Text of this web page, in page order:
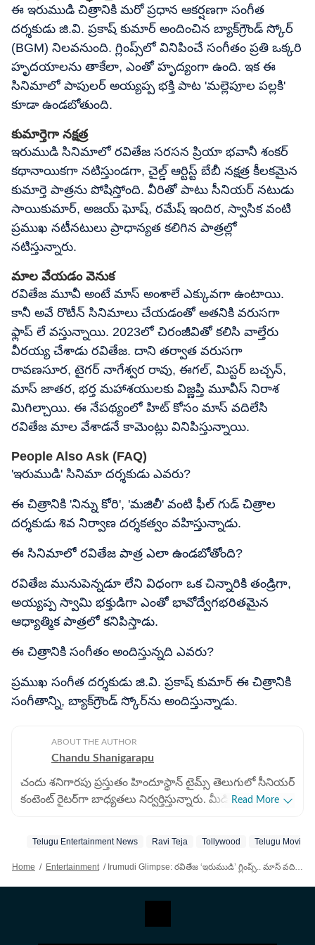
ఈ ఇరుముడి చిత్రానికి మరో ప్రధాన ఆకర్షణగా సంగీత
దర్శకుడు జి.వి. ప్రకాష్ కుమార్ అందించిన బ్యాక్‌గ్రౌండ్ స్కోర్
(BGM) నిలవనుంది. గ్లింప్స్‌లో వినిపించే సంగీతం ప్రతి ఒక్కరి
హృదయాలను తాకేలా, ఎంతో హృద్యంగా ఉంది. ఇక ఈ
సినిమాలో పాపులర్ అయ్యప్ప భక్తి పాట 'మల్లెపూల పల్లకి'
కూడా ఉండబోతుంది.
కుమార్తెగా నక్షత్ర
ఇరుముడి సినిమాలో రవితేజ సరసన ప్రియా భవానీ శంకర్
కథానాయికగా నటిస్తుండగా, చైల్డ్ ఆర్టిస్ట్ బేబీ నక్షత్ర కీలకమైన
కుమార్తె పాత్రను పోషిస్తోంది. వీరితో పాటు సీనియర్ నటుడు
సాయికుమార్, అజయ్ ఘోష్, రమేష్ ఇందిర, స్వాసిక వంటి
ప్రముఖ నటీనటులు ప్రాధాన్యత కలిగిన పాత్రల్లో
నటిస్తున్నారు.
మాల వేయడం వెనుక
రవితేజ మూవీ అంటే మాస్ అంశాలే ఎక్కువగా ఉంటాయి.
కానీ అవే రొటీన్ సినిమాలు చేయడంతో అతనికి వరుసగా
ఫ్లాప్ లే వస్తున్నాయి. 2023లో చిరంజీవితో కలిసి వాల్తేరు
వీరయ్య చేశాడు రవితేజ. దాని తర్వాత వరుసగా
రావణసూర, టైగర్ నాగేశ్వర రావు, ఈగల్, మిస్టర్ బచ్చన్,
మాస్ జాతర, భర్త మహాశయులకు విజ్ణప్తి మూవీస్ నిరాశ
మిగిల్చాయి. ఈ నేపథ్యంలో హిట్ కోసం మాస్ వదిలేసి
రవితేజ మాల వేశాడనే కామెంట్లు వినిపిస్తున్నాయి.
People Also Ask (FAQ)
'ఇరుముడి' సినిమా దర్శకుడు ఎవరు?
ఈ చిత్రానికి 'నిన్ను కోరి', 'మజిలీ' వంటి ఫీల్ గుడ్ చిత్రాల
దర్శకుడు శివ నిర్వాణ దర్శకత్వం వహిస్తున్నాడు.
ఈ సినిమాలో రవితేజ పాత్ర ఎలా ఉండబోతోంది?
రవితేజ మునుపెన్నడూ లేని విధంగా ఒక చిన్నారికి తండ్రిగా,
అయ్యప్ప స్వామి భక్తుడిగా ఎంతో భావోద్వేగభరితమైన
ఆధ్యాత్మిక పాత్రలో కనిపిస్తాడు.
ఈ చిత్రానికి సంగీతం అందిస్తున్నది ఎవరు?
ప్రముఖ సంగీత దర్శకుడు జి.వి. ప్రకాష్ కుమార్ ఈ చిత్రానికి
సంగీతాన్ని, బ్యాక్‌గ్రౌండ్ స్కోర్‌ను అందిస్తున్నాడు.
ABOUT THE AUTHOR
Chandu Shanigarapu
చందు శనిగారపు ప్రస్తుతం హిందూస్థాన్ టైమ్స్ తెలుగులో సీనియర్
కంటెంట్ రైట‌ర్‌గా బాధ్యతలు నిర్వర్తిస్తున్నారు. మీడియా రంగంలో
క్రికెట్ విశ్లేషణలను చదివించేలా ఇవ్వడం ఆయన ప్రత్యేకత. మ్యాచ్
Read More
Telugu Entertainment News Ravi Teja Tollywood Telugu Movies
Home / Entertainment / Irumudi Glimpse: రవితేజ ‘ఇరుముడి’ గ్లింప్స్.. మాస్ వదిలేసి అయ్యప్ప మాల వేయడం వెనుక అసలు లెక్క ఇదేనా?